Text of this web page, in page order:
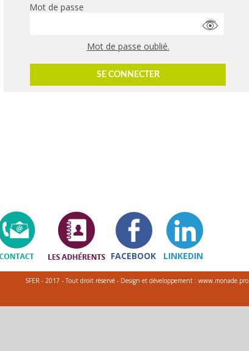
Mot de passe
Mot de passe oublié.
SE CONNECTER
FACEBOOK LINKEDIN
SFER - 2017 - Tout droit réservé - Design et développement : www.monade.pro